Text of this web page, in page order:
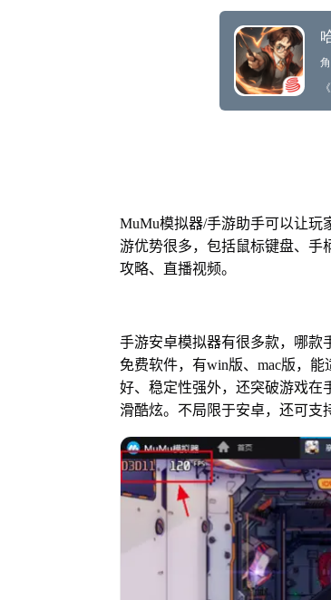
MuMu模拟器/手游助手可以让玩
游优势很多，包括鼠标键盘、手
攻略、直播视频。
手游安卓模拟器有很多款，哪款
免费软件，有win版、mac版，
好、稳定性强外，还突破游戏在
滑酷炫。不局限于安卓，还可支